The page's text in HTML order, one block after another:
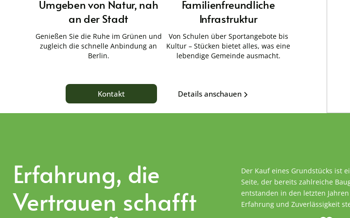
Umgeben von Natur, nah
an der Stadt
Genießen Sie die Ruhe im Grünen und
zugleich die schnelle Anbindung an
Berlin.
Familienfreundliche
Infrastruktur
Von Schulen über Sportangebote bis
Kultur – Stücken bietet alles, was eine
lebendige Gemeinde ausmacht.
Kontakt Details anschauen
Erfahrung, die
Vertrauen schafft
Der Kauf eines Grundstücks ist
Seite, der bereits zahlreiche
entstanden in den letzten
Erfahrung und Zuverlässigkeit